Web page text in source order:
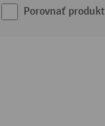
Porovnať produkt